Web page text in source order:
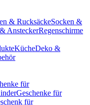
& RucksäckeSocken &
AnsteckerRegenschirme
KücheDeko &
für
Geschenke für
für